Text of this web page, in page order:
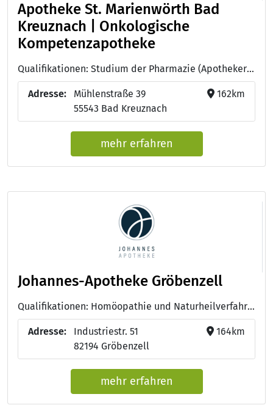
Apotheke St. Marienwörth Bad
Kreuznach | Onkologische
Kompetenzapotheke
Qualifikationen: Studium der Pharmazie (Apotheker:in), Onkologische Pharmazie
Adresse:
Mühlenstraße 39
55543 Bad Kreuznach
162km
mehr erfahren
Johannes-Apotheke Gröbenzell
Qualifikationen: Homöopathie und Naturheilverfahren, Apotheker/in, Pharmazeutisch-technische Assistentin - PTA, Fachapothekerin für Allgemeinpharmazie, Ernährungsberatung, Onkologie Kompetenz Apotheke
Adresse:
Industriestr. 51
82194 Gröbenzell
164km
mehr erfahren